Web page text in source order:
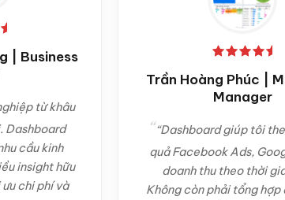
Trần Hoàng Phúc |
Manager
“Dashboard giúp tôi theo dõi
quả Facebook Ads, Google Ads
doanh thu theo thời gian thực.
Không còn phải tổng hợp dữ liệu
khâu
hữu
và